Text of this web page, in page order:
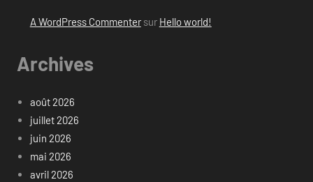
A WordPress Commentersur Hello world!
Archives
août 2026
juillet 2026
juin 2026
mai 2026
avril 2026